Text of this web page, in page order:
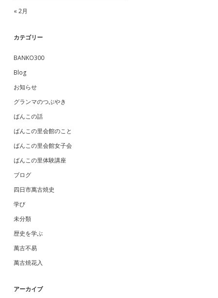
« 2月
カテゴリー
BANKO300
Blog
お知らせ
グランマのつぶやき
ばんこの話
ばんこの里会館のこと
ばんこの里会館女子会
ばんこの里体験講座
ブログ
四日市萬古焼史
学び
未分類
歴史を学ぶ
萬古不易
萬古焼花入
アーカイブ